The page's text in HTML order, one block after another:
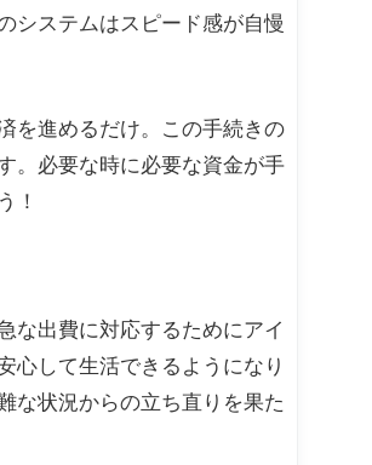
システムはスピード感が自慢
を進めるだけ。この手続きの
。必要な時に必要な資金が手
！
な出費に対応するためにアイ
心して生活できるようになり
な状況からの立ち直りを果た